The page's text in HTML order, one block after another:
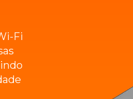
Fi